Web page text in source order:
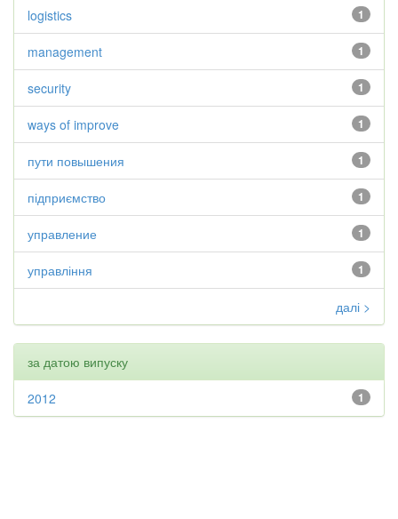
1
logistics
1
management
1
security
1
ways of improve
1
пути повышения
1
підприємство
1
управление
1
управління
далі >
за датою випуску
1
2012